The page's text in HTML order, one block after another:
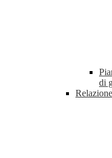
di